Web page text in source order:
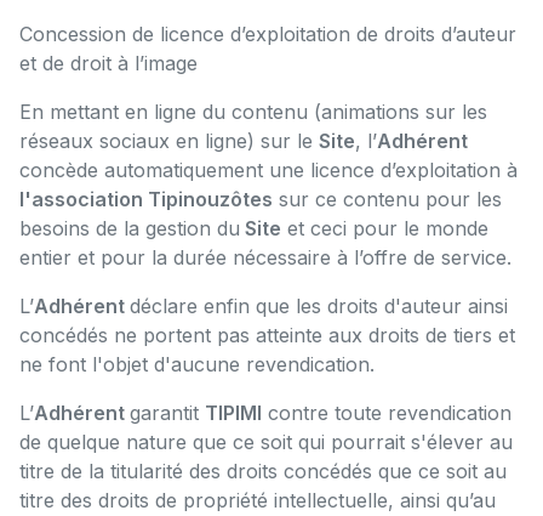
Concession de licence d’exploitation de droits d’auteur
et de droit à l’image
En mettant en ligne du contenu (animations sur les
réseaux sociaux en ligne) sur le Site, l’Adhérent
concède automatiquement une licence d’exploitation à
l'association Tipinouzôtes sur ce contenu pour les
besoins de la gestion du Site et ceci pour le monde
entier et pour la durée nécessaire à l’offre de service.
L’Adhérent déclare enfin que les droits d'auteur ainsi
concédés ne portent pas atteinte aux droits de tiers et
ne font l'objet d'aucune revendication.
L’Adhérent garantit TIPIMI contre toute revendication
de quelque nature que ce soit qui pourrait s'élever au
titre de la titularité des droits concédés que ce soit au
titre des droits de propriété intellectuelle, ainsi qu’au